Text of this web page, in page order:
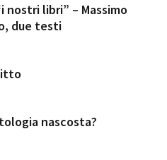
nostri libri” – Massimo
due testi
nascosta?